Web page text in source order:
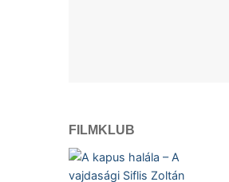
FILMKLUB